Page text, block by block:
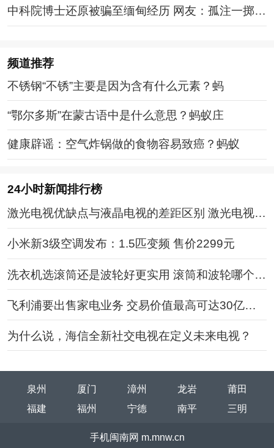
中科院博士还原被骗至缅甸经历 网友：孤注一掷现
实版
频道推荐
不锈钢“不锈”主要是因为含有什么元素？蚂
“鄂尔多斯”在蒙古语中是什么意思？蚂蚁庄
健康辟谣：空气炸锅做的食物容易致癌？蚂蚁
24小时新闻排行榜
激光电视优缺点与液晶电视的差距区别 激光电视值
得入手吗
小米新3级空调发布：1.5匹变频 售价2299元
洗衣机选滚筒还是波轮好更实用 滚筒和波轮哪个容
易坏对比
飞利浦要出售家电业务 交易价值最高可达30亿欧
元
为什么说，海信全新社交电视在定义未来电视？
泉州 厦门 漳州 龙岩
莆田
福建
福州 宁德 南平 三明
手机闽南网 m.mnw.cn